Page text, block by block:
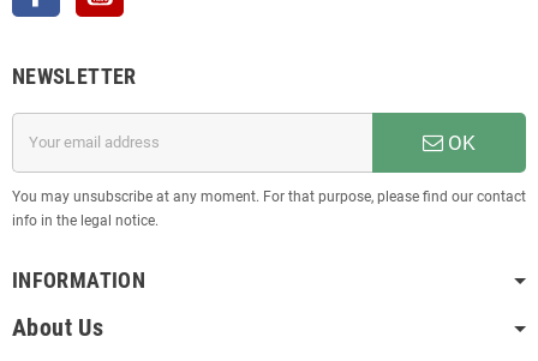
NEWSLETTER
OK
You may unsubscribe at any moment. For that purpose, please find our contact
info in the legal notice.
INFORMATION
About Us